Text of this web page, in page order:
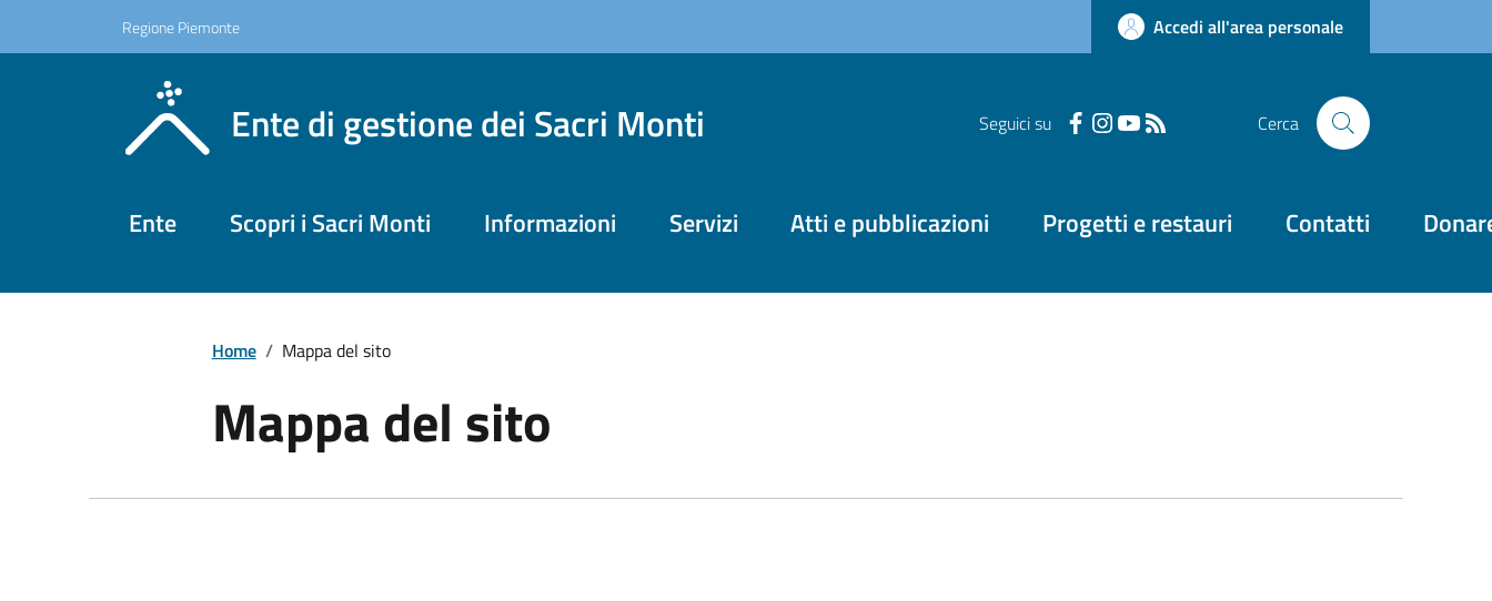
Regione Piemonte Accedi all'area personale
Ente di gestione dei Sacri Monti Seguici su Cerca
Ente Scopri i Sacri Monti Informazioni Servizi Atti e pubblicazioni Progetti e restauri Contatti
Home / Mappa del sito
Mappa del sito